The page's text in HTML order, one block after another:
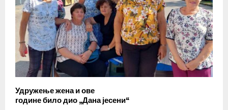
Удружење жена и ове
године било дио „Дана јесени“